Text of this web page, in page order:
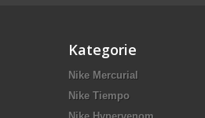
Kategorie
Nike Mercurial
Nike Tiempo